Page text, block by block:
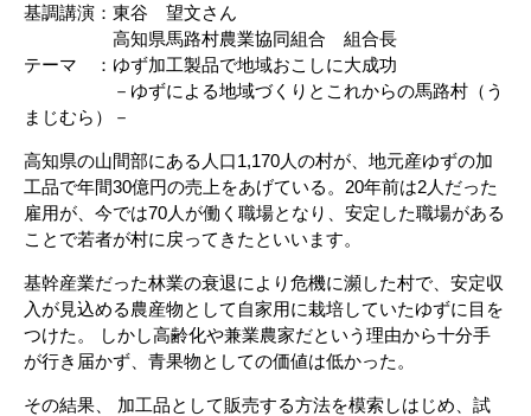
基調講演：東谷 望文さん
高知県馬路村農業協同組合 組合長
テーマ ：ゆず加工製品で地域おこしに大成功
－ゆずによる地域づくりとこれからの馬路村（う
まじむら）－
高知県の山間部にある人口1,170人の村が、地元産ゆずの加
工品で年間30億円の売上をあげている。20年前は2人だった
雇用が、今では70人が働く職場となり、安定した職場がある
ことで若者が村に戻ってきたといいます。
基幹産業だった林業の衰退により危機に瀕した村で、安定収
入が見込める農産物として自家用に栽培していたゆずに目を
つけた。 しかし高齢化や兼業農家だという理由から十分手
が行き届かず、青果物としての価値は低かった。
その結果、 加工品として販売する方法を模索しはじめ、試